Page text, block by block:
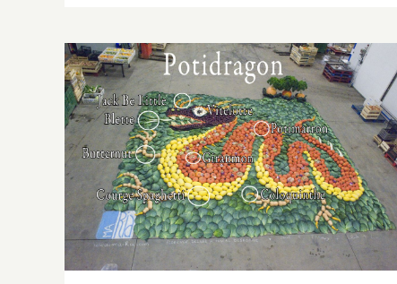
PotiDragon, le dragon de la Ria dans les
choux